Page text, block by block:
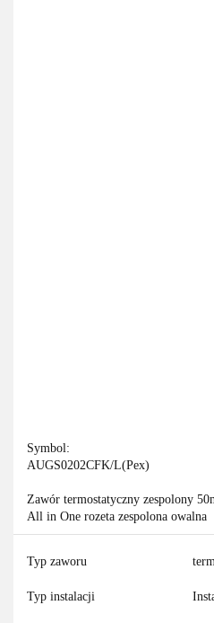
Symbol:
AUGS0202CFK/L(Pex)
Zawór termostatyczny zespolony
All in One rozeta zespolona owalna
Typ zaworu
Typ instalacji